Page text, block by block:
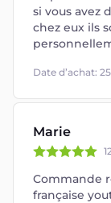
si vous avez
chez eux ils
Date d’achat:
Marie
Commande
française